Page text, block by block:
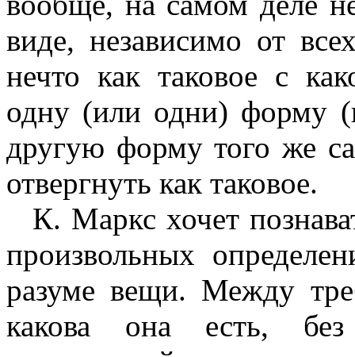
виде, независимо от
нечто как таковое с
одну (или одни) форму
другую форму того же
отвергнуть как таковое.
К. Маркс хочет
про­извольных
разуме вещи. Между
какова она есть, без